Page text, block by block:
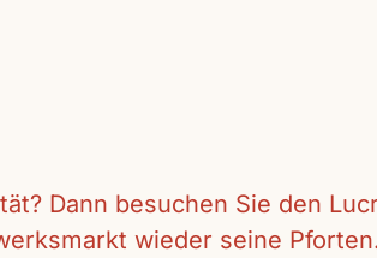
Dann besuchen Sie den
wieder seine